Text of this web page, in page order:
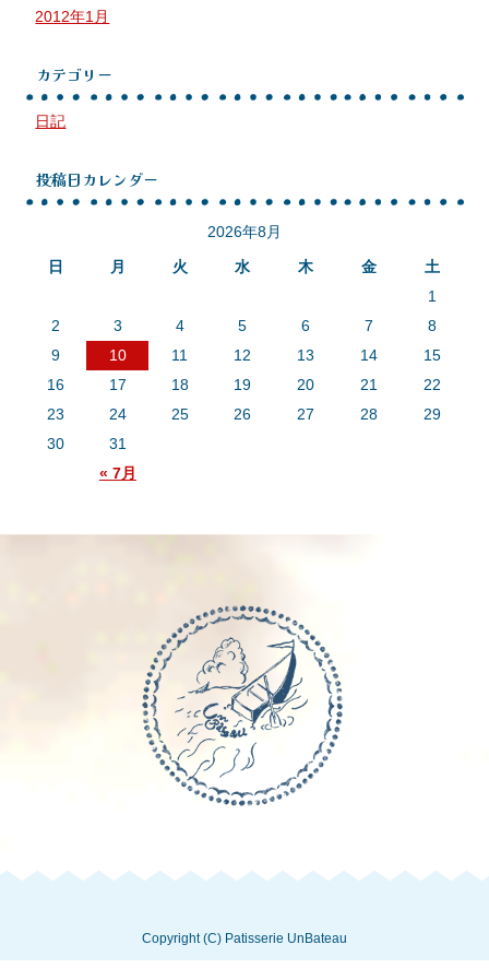
2012年1月
カテゴリー
日記
投稿日カレンダー
2026年8月
日
月 火 水 木 金 土
« 7月
1
2
3 4 5 6 7
8
9
10 11 12 13 14
15
16
17 18 19 20 21
22
23
24 25 26 27 28
29
30
31
Copyright (C) Patisserie UnBateau